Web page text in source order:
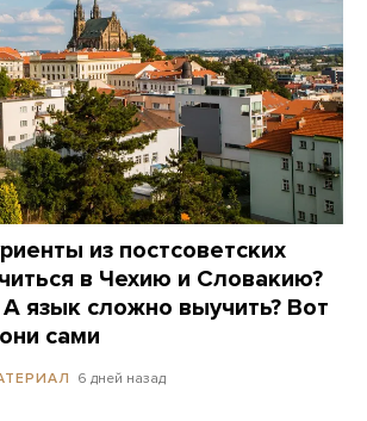
из постсоветских
в Чехию и Словакию?
язык сложно выучить? Вот
сами
6 дней назад